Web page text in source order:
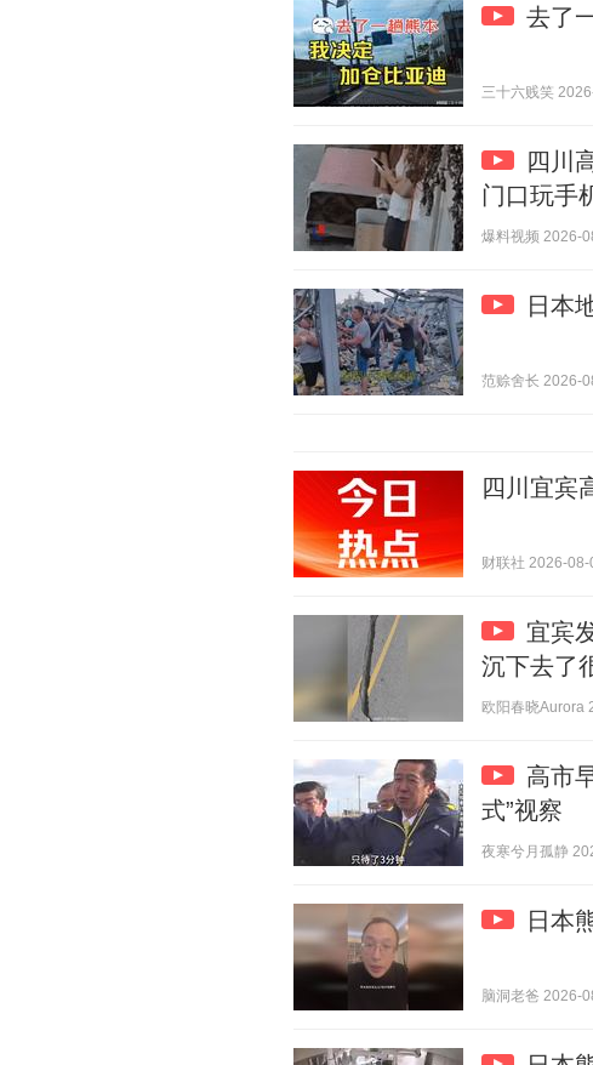
去了
三十六贱笑
四川
门口玩手
爆料视频 2026-
日本
范赊舍长 2026-
四川宜宾
财联社 2026-
宜宾
沉下去了
欧阳春晓Aurora
高市
式”视察
夜寒兮月孤静
日本
脑洞老爸 2026-